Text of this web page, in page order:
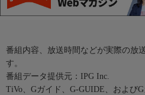
番組内容、放送時間などが実際の放
す。
番組データ提供元：IPG Inc.
TiVo、Gガイド、G-GUIDE、および